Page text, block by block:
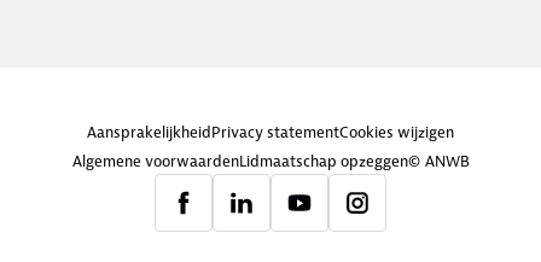
AansprakelijkheidPrivacy statementCookies wijzigen
Algemene voorwaardenLidmaatschap opzeggen© ANWB